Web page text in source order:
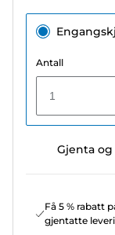
Antall
1
Gjenta og
Få 5 % rabatt
gjentatte